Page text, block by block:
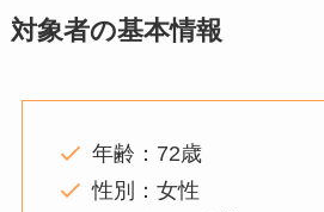
対象者の基本情報
年齢：72歳
性別：女性